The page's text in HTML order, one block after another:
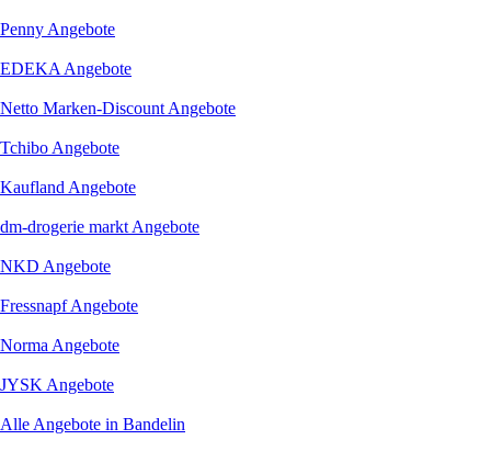
Penny Angebote
EDEKA Angebote
Netto Marken-Discount Angebote
Tchibo Angebote
Kaufland Angebote
dm-drogerie markt Angebote
NKD Angebote
FressnapfAngebote
Norma Angebote
JYSK Angebote
Alle Angebote in Bandelin